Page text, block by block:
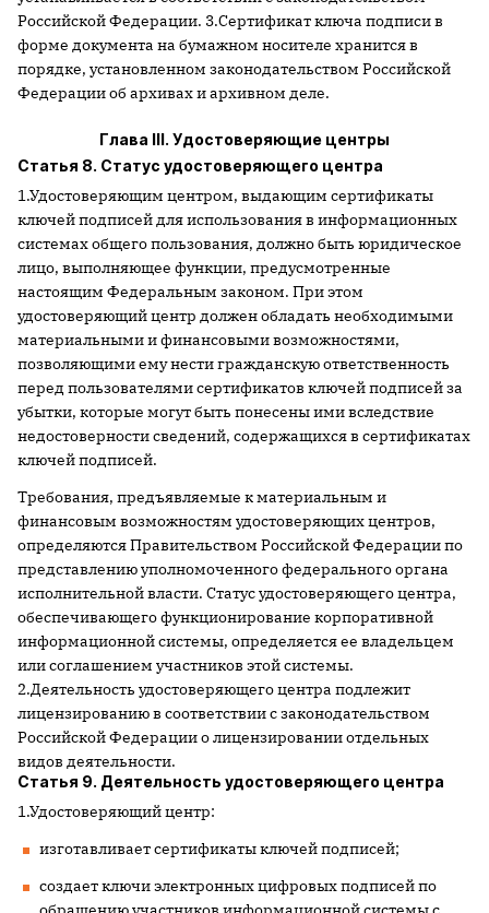
Российской Федерации. 3.Сертификат ключа подписи в
форме документа на бумажном носителе хранится в
порядке, установленном законодательством Российской
Федерации об архивах и архивном деле.
Глава III. Удостоверяющие центры
Статья 8. Статус удостоверяющего центра
1.Удостоверяющим центром, выдающим сертификаты
ключей подписей для использования в информационных
системах общего пользования, должно быть юридическое
лицо, выполняющее функции, предусмотренные
настоящим Федеральным законом. При этом
удостоверяющий центр должен обладать необходимыми
материальными и финансовыми возможностями,
позволяющими ему нести гражданскую ответственность
перед пользователями сертификатов ключей подписей за
убытки, которые могут быть понесены ими вследствие
недостоверности сведений, содержащихся в сертификатах
ключей подписей.
Требования, предъявляемые к материальным и
финансовым возможностям удостоверяющих центров,
определяются Правительством Российской Федерации по
представлению уполномоченного федерального органа
исполнительной власти. Статус удостоверяющего центра,
обеспечивающего функционирование корпоративной
информационной системы, определяется ее владельцем
или соглашением участников этой системы.
2.Деятельность удостоверяющего центра подлежит
лицензированию в соответствии с законодательством
Российской Федерации о лицензировании отдельных
видов деятельности.
Статья 9. Деятельность удостоверяющего центра
1.Удостоверяющий центр:
изготавливает сертификаты ключей подписей;
создает ключи электронных цифровых подписей по